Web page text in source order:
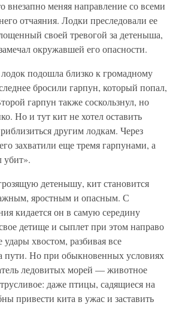
внезапно меняя направление со всеми
отчаяния. Лодки преследовали ее
своей тревогой за детеныша,
окружавшей его опасности.
подошла близко к громадному
бросили гарпун, который попал,
гарпун также соскользнул, но
Но и тут кит не хотел оставить
другим лодкам. Через
захватили еще тремя гарпунами, а
убит».
детенышу, кит становится
яростным и опасным. С
кидается он в самую середину
детище и сыплет при этом направо
хвостом, разбивая все
пути. Но при обыкновенных условиях
ледовитых морей — животное
даже птицы, садящиеся на
привести кита в ужас и заставить